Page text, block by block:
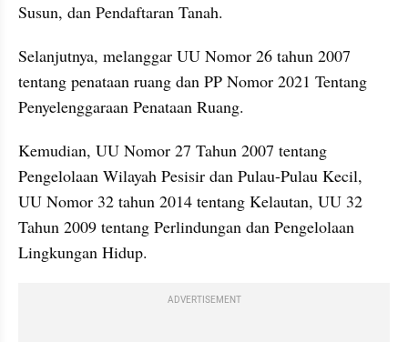
Susun, dan Pendaftaran Tanah.
Selanjutnya, melanggar UU Nomor 26 tahun 2007
tentang penataan ruang dan PP Nomor 2021 Tentang
Penyelenggaraan Penataan Ruang.
Kemudian, UU Nomor 27 Tahun 2007 tentang
Pengelolaan Wilayah Pesisir dan Pulau-Pulau Kecil,
UU Nomor 32 tahun 2014 tentang Kelautan, UU 32
Tahun 2009 tentang Perlindungan dan Pengelolaan
Lingkungan Hidup.
ADVERTISEMENT